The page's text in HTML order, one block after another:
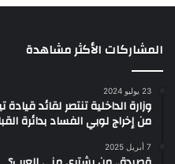
المشاركات الأكثر مشاهدة
23 يوليو 2024
وزارة الداخلية تنتصر لقائد
من إخراج لوبي الفساد بدائرة
7 أبريل 2025